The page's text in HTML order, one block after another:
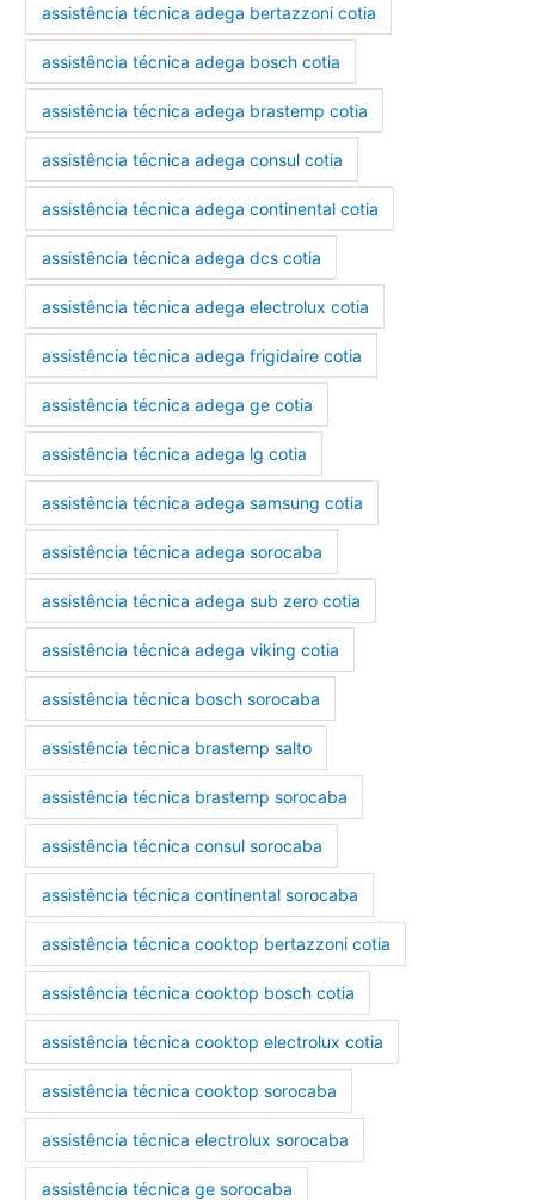
assistência técnica adega bertazzoni cotia
assistência técnica adega bosch cotia
assistência técnica adega brastemp cotia
assistência técnica adega consul cotia
assistência técnica adega continental cotia
assistência técnica adega dcs cotia
assistência técnica adega electrolux cotia
assistência técnica adega frigidaire cotia
assistência técnica adega ge cotia
assistência técnica adega lg cotia
assistência técnica adega samsung cotia
assistência técnica adega sorocaba
assistência técnica adega sub zero cotia
assistência técnica adega viking cotia
assistência técnica bosch sorocaba
assistência técnica brastemp salto
assistência técnica brastemp sorocaba
assistência técnica consul sorocaba
assistência técnica continental sorocaba
assistência técnica cooktop bertazzoni cotia
assistência técnica cooktop bosch cotia
assistência técnica cooktop electrolux cotia
assistência técnica cooktop sorocaba
assistência técnica electrolux sorocaba
assistência técnica ge sorocaba